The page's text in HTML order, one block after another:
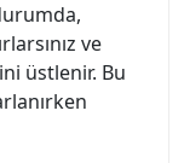
ve
üstlenir. Bu